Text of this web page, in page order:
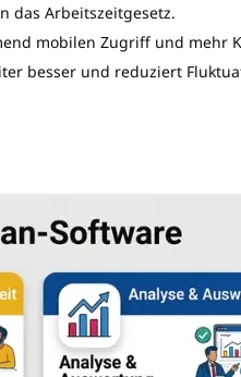
das Arbeitszeitgesetz.
mobilen Zugriff und mehr
besser und reduziert